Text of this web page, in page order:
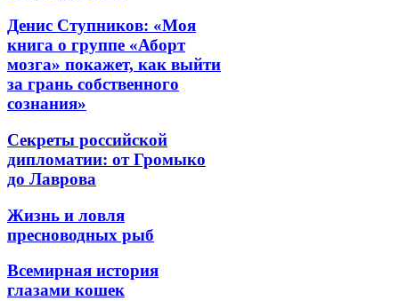
Денис Ступников: «Моя
книга о группе «Аборт
мозга» покажет, как выйти
за грань собственного
сознания»
Секреты российской
дипломатии: от Громыко
до Лаврова
Жизнь и ловля
пресноводных рыб
Всемирная история
глазами кошек